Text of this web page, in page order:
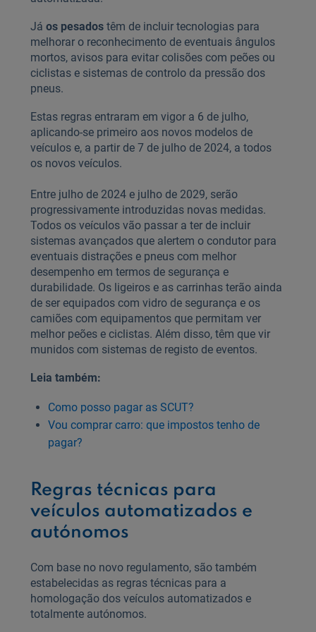
Já os pesados têm de incluir tecnologias para
melhorar o reconhecimento de eventuais ângulos
mortos, avisos para evitar colisões com peões ou
ciclistas e sistemas de controlo da pressão dos
pneus.
Estas regras entraram em vigor a 6 de julho,
aplicando-se primeiro aos novos modelos de
veículos e, a partir de 7 de julho de 2024, a todos
os novos veículos.
Entre julho de 2024 e julho de 2029, serão
progressivamente introduzidas novas medidas.
Todos os veículos vão passar a ter de incluir
sistemas avançados que alertem o condutor para
eventuais distrações e pneus com melhor
desempenho em termos de segurança e
durabilidade. Os ligeiros e as carrinhas terão ainda
de ser equipados com vidro de segurança e os
camiões com equipamentos que permitam ver
melhor peões e ciclistas. Além disso, têm que vir
munidos com sistemas de registo de eventos.
Leia também:
Como posso pagar as SCUT?
Vou comprar carro: que impostos tenho de
pagar?
Regras técnicas para
veículos automatizados e
autónomos
Com base no novo regulamento, são também
estabelecidas as regras técnicas para a
homologação dos veículos automatizados e
totalmente autónomos.